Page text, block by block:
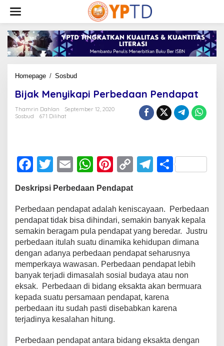
konten
Homepage / SosbudBijak
Perbedaan
Pendapat
Bijak Menyikapi Perbedaan Pendapat
Thamrin Dahlan
September 12, 2020
Sosbud
671 Dilihat
F
a
c
e
b
o
o
k
T
wi
tt
er
E
m
ail
W
h
at
s
A
p
p
Pi
nt
er
e
st
C
y
Li
n
k
T
gr
a
m
S
e
Deskripsi Perbedaan Pendapat
Perbedaan pendapat adalah keniscayaan. Perbedaan
pendapat tidak bisa dihindari, semakin banyak kepala
semakin beragam pula pendapat yang beredar. Justru
perbedaan itulah suatu dinamika kehidupan dimana
dengan adanya perbedaan pendapat seharusnya
memperkaya wawasan. Perbedaan pendapat lebih
banyak terjadi dimasalah sosial budaya atau non
eksak. Perbedaan di bidang eksakta akan bermuara
kepada suatu persamaan pendapat, karena
perbedaan itu sudah pasti disebabkan karena
terjadinya kesalahan hitung.
Perbedaan pendapat antara bidang eksakta dengan